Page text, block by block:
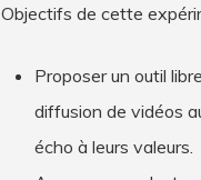
Objectifs de cette
Proposer un outil
diffusion de vidéos
écho à leurs valeurs.